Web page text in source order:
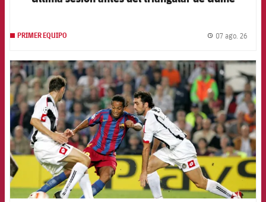
PRIMER EQUIPO 07 ago. 26
FCB Barcelona badge